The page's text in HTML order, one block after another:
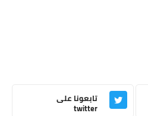
تابعونا على
twitter